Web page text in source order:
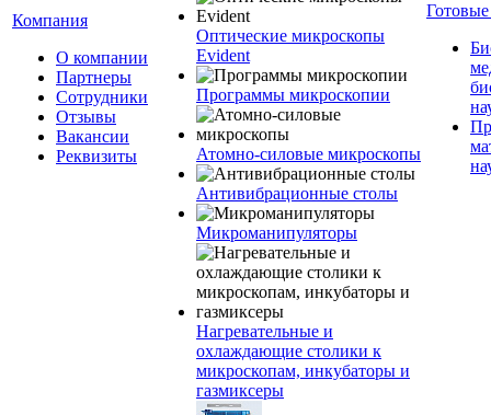
Компания
О компании
Партнеры
Сотрудники
Отзывы
Вакансии
Реквизиты
Оптические микроскопы
Evident
Программы микроскопии
Атомно-силовые микроскопы
Антивибрационные столы
Микроманипуляторы
Нагревательные и
охлаждающие столики к
микроскопам, инкубаторы и
газмиксеры